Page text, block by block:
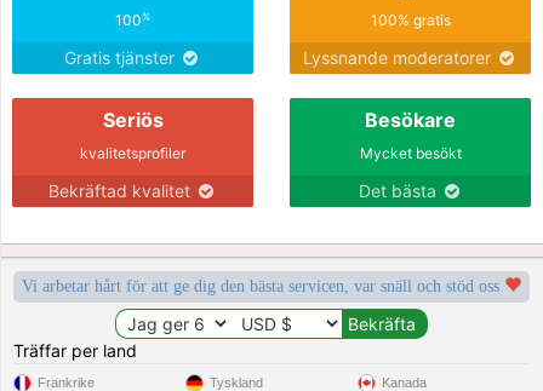
100%
Gratis tjänster
100% gratis
Lyssnande moderatorer
Seriös
kvalitetsprofiler
Bekräftad kvalitet
Besökare
Mycket besökt
Det bästa
Vi arbetar hårt för att ge dig den bästa servicen, var snäll och stöd oss
Träffar per land
Frankrike Tyskland Kanada